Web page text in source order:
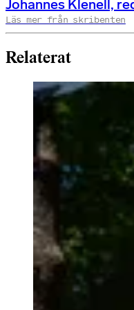
Johannes Klenell,
Läs mer från skribenten
Relaterat